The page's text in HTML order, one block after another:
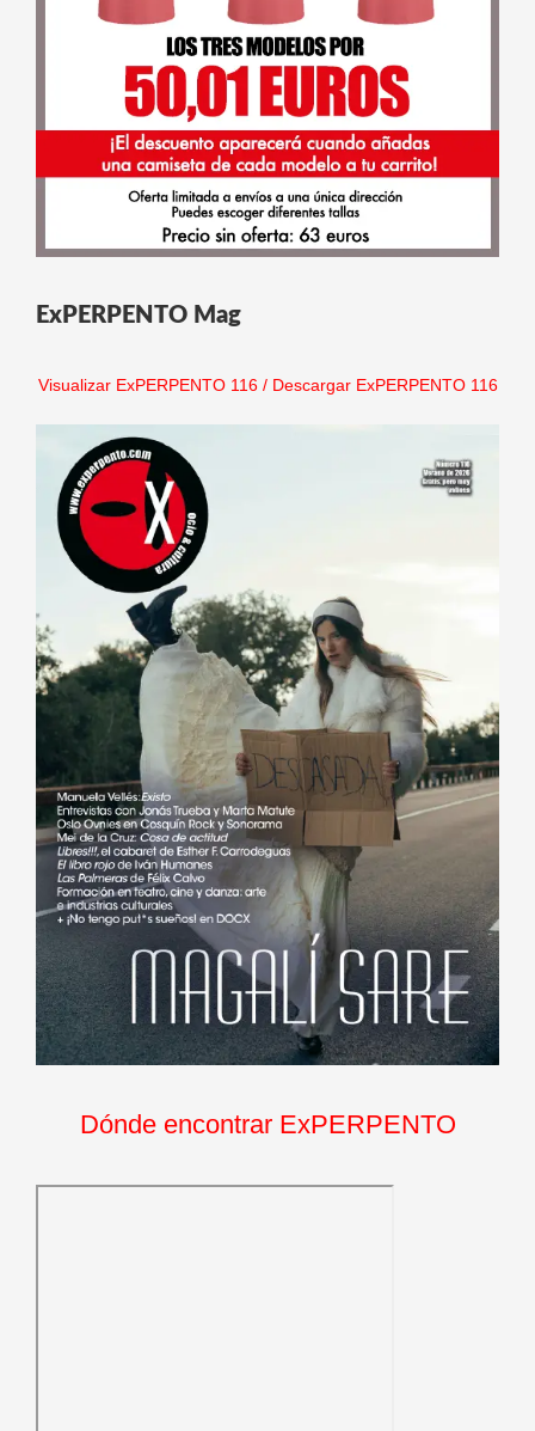
ExPERPENTO Mag
Visualizar ExPERPENTO 116/ Descargar ExPERPENTO 116
Dónde encontrar ExPERPENTO